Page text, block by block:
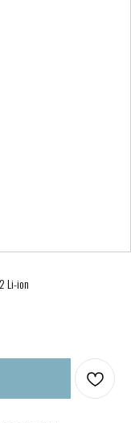
Li-ion